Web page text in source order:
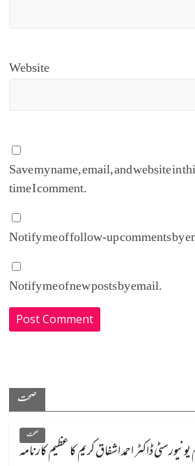
Website
Save my name, email, and website in
time I comment.
Notify me of follow-up comments by
Notify me of new posts by email.
صحت
صحت
ڈاکٹر احمد اشفاق کریم کا عظیم کارنامہ